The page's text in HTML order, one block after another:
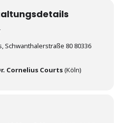
Schwanthalerstraße 80 80336
Cornelius Courts(Köln)